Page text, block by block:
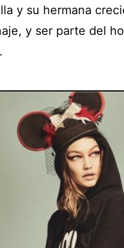
y su hermana
y ser parte del